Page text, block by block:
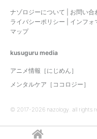
ナゾロジーについて お問い合
ライバシーポリシー
インフォ
マップ
kusuguru media
アニメ情報［にじめん］
メンタルケア［ココロジー］
© 2017-2026 nazology. all rights